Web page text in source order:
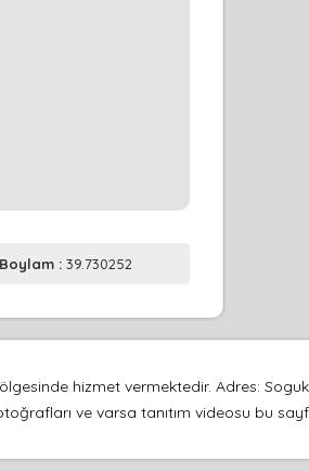
Boylam :39.730252
hizmet vermektedir. Adres:
ve varsa tanıtım videosu bu